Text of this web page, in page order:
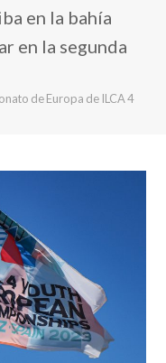
en la bahía
en la segunda
de Europa de ILCA 4